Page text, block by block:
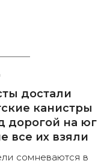
достали
канистры
дорогой на юг
все их взяли
сомневаются в